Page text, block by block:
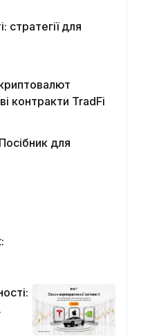
стратегії для
контракти TradFi
для